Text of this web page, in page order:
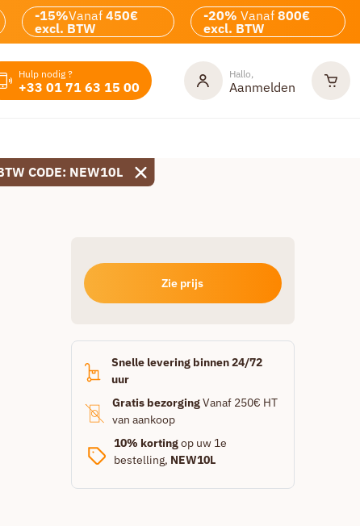
-15%Vanaf 450€
excl. BTW
-20% Vanaf 800€
excl. BTW
Hulp nodig ?
+33 01 71 63 15 00
Hallo,
Aanmelden
CODE: NEW10L
Zie prijs
Snelle levering binnen 24/72
uur
Gratis bezorgingVanaf 250€ HT
van aankoop
10% kortingop uw 1e
bestelling, NEW10L